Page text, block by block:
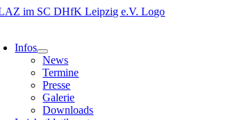
Zum
Infos
News
Termine
Presse
Galerie
Downloads